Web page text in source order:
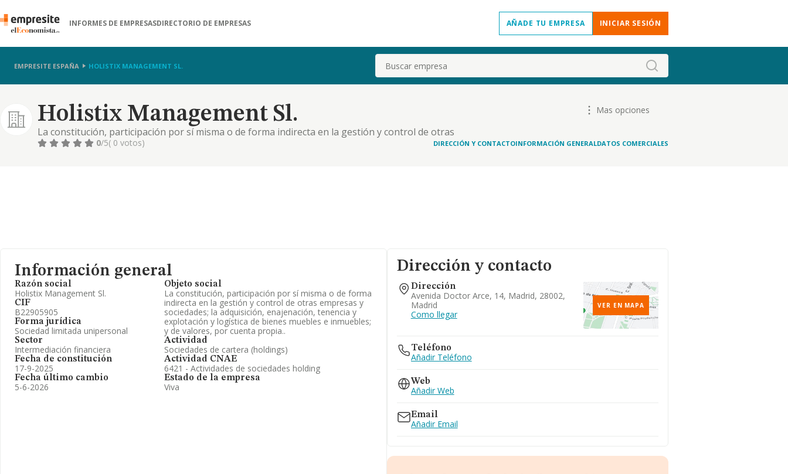
INFORMES DE EMPRESASDIRECTORIO DE EMPRESAS AÑADE TU EMPRESA INICIAR SESIÓN
EMPRESITE ESPAÑA HOLISTIX MANAGEMENT SL. Buscar
Holistix Management Sl.
La constitución, participación por sí misma o de forma indirecta en la gestión y control de otras
empresas y sociedades; la adquisición, enajenación, tenencia y explotación y logística de bienes
Mas opciones
0/5( 0 votos) DIRECCIÓN Y CONTACTOINFORMACIÓN GENERALDATOS COMERCIALES
Información general
Razón social
Holistix Management Sl.
CIF
B22905905
Forma jurídica
Sociedad limitada unipersonal
Sector
Intermediación financiera
Fecha de constitución
17-9-2025
Fecha último cambio
5-6-2026
Objeto social
La constitución, participación por sí misma o de forma
indirecta en la gestión y control de otras empresas y
sociedades; la adquisición, enajenación, tenencia y
explotación y logística de bienes muebles e inmuebles;
y de valores, por cuenta propia..
Actividad
Sociedades de cartera (holdings)
Actividad CNAE
6421 - Actividades de sociedades holding
Estado de la empresa
Viva
Dirección y contacto
Dirección
Avenida Doctor Arce, 14, Madrid, 28002,
Madrid
Como llegar
VER EN MAPA
Teléfono
Añadir Teléfono
Web
Añadir Web
Email
Añadir Email